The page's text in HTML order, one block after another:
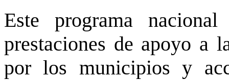
Este programa
prestaciones de apoyo a
por los municipios y